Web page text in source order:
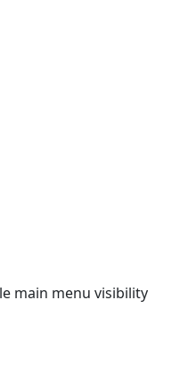
main menu visibility